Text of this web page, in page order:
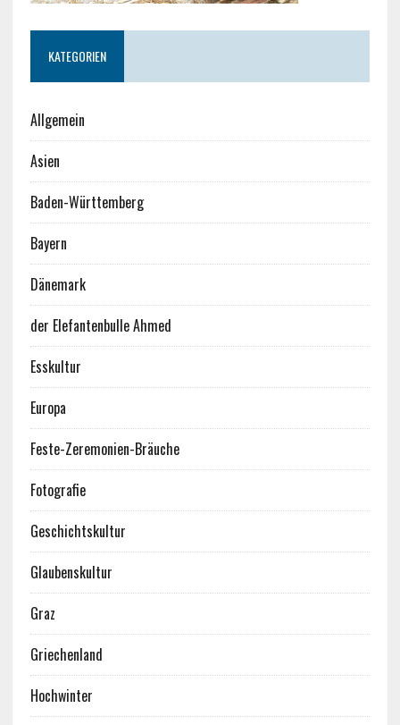
KATEGORIEN
Allgemein
Asien
Baden-Württemberg
Bayern
Dänemark
der Elefantenbulle Ahmed
Esskultur
Europa
Feste-Zeremonien-Bräuche
Fotografie
Geschichtskultur
Glaubenskultur
Graz
Griechenland
Hochwinter